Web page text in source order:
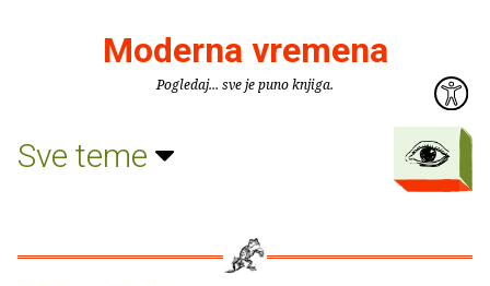
Moderna vremena
Pogledaj... sve je puno knjiga.
Sve teme